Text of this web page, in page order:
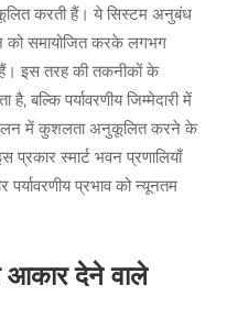
करती हैं। ये सिस्टम अनुबंध
समायोजित करके लगभग
इस तरह की तकनीकों के
बल्कि पर्यावरणीय जिम्मेदारी में
में कुशलता अनुकूलित करने के
प्रकार स्मार्ट भवन प्रणालियाँ
प्रभाव को न्यूनतम
आकार देने वाले